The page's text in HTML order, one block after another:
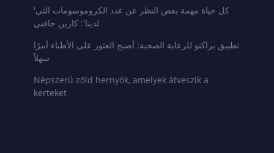
'كل حياة مهمة بغض النظر عن عدد الكروموسومات التي
لدينا': كارين جافني
تطبيق براكتو للرعاية الصحية: أصبح العثور على الأطباء أمرًا
سهلاً
Népszerű zöld hernyók, amelyek átveszik a
kerteket